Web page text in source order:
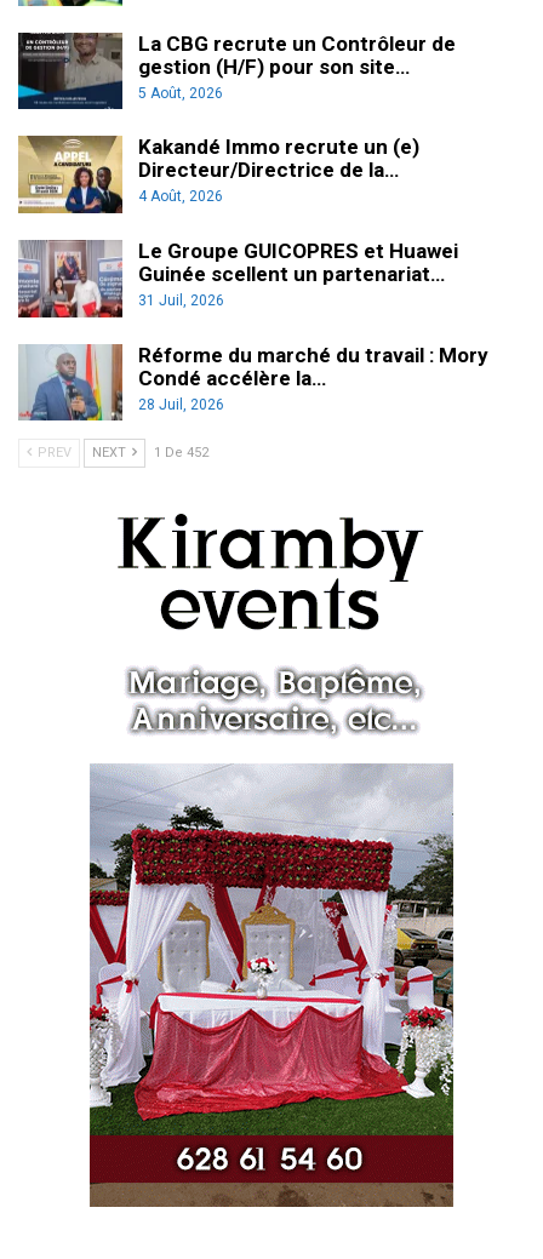
La CBG recrute un Contrôleur de
gestion (H/F) pour son site…
5 Août, 2026
Kakandé Immo recrute un (e)
Directeur/Directrice de la…
4 Août, 2026
Le Groupe GUICOPRES et Huawei
Guinée scellent un partenariat…
31 Juil, 2026
Réforme du marché du travail : Mory
Condé accélère la…
28 Juil, 2026
PREV NEXT 1 De 452